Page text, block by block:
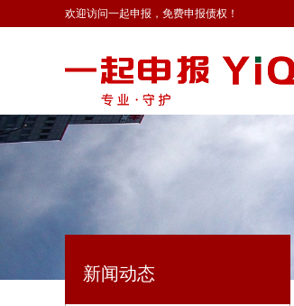
欢迎访问一起申报，免费申报债权！
新闻动态